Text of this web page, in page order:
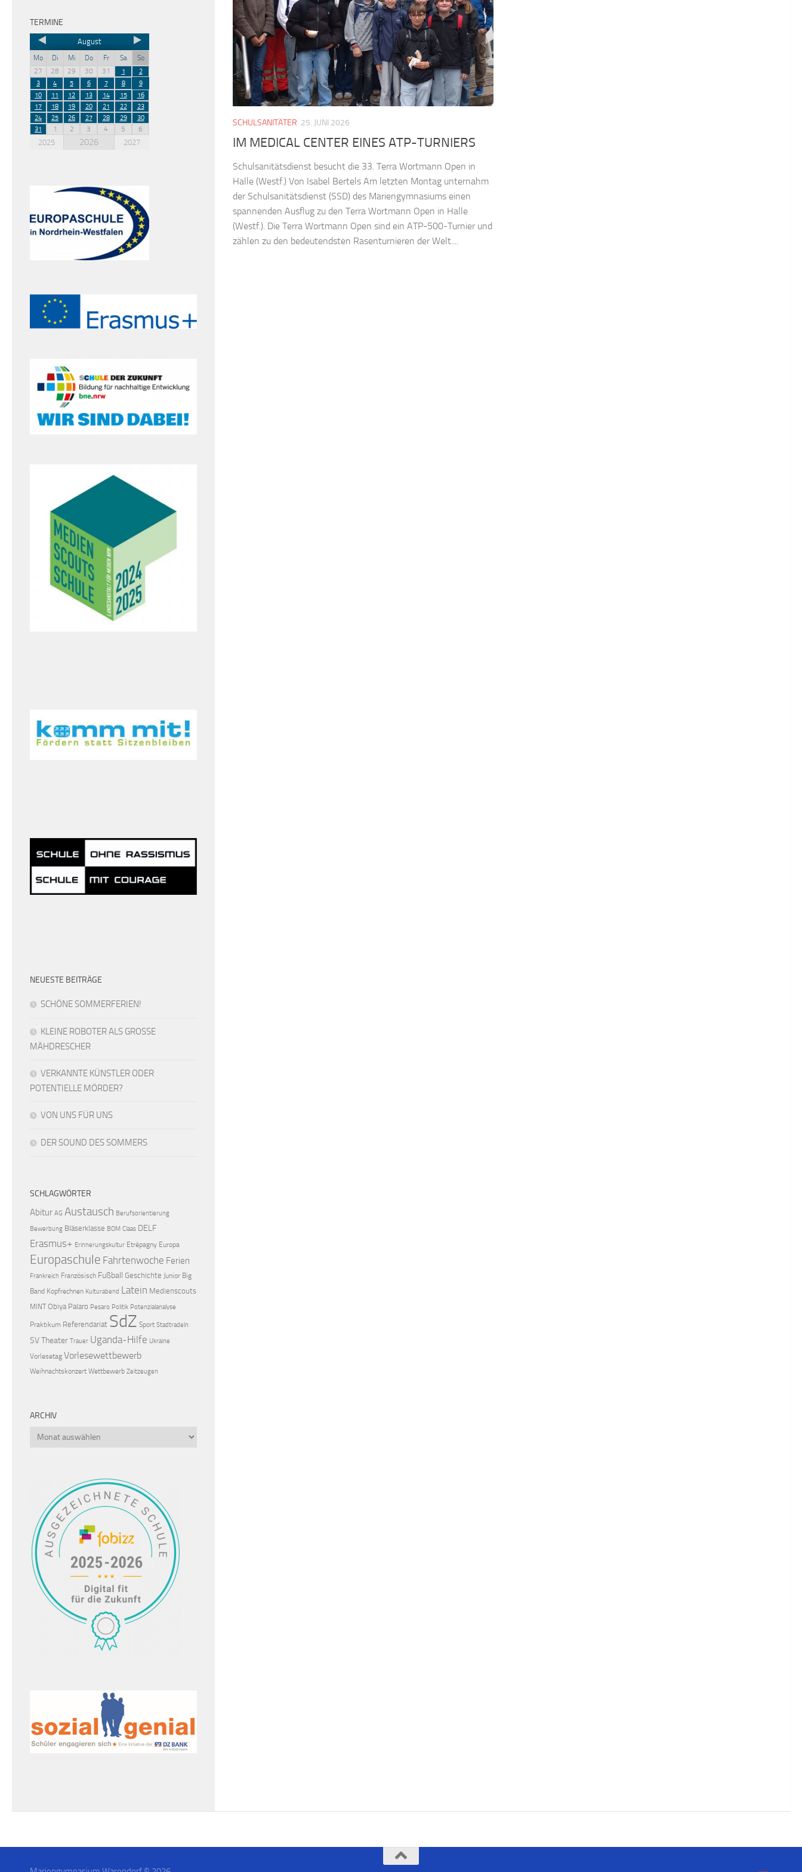
SCHULSANITÄTER 25. JUNI 2026
IM MEDICAL CENTER EINES ATP-TURNIERS
Schulsanitätsdienst besucht die 33. Terra Wortmann Open in
Halle (Westf.) Von Isabel Bertels Am letzten Montag unternahm
der Schulsanitätsdienst (SSD) des Mariengymnasiums einen
spannenden Ausflug zu den Terra Wortmann Open in Halle
(Westf.). Die Terra Wortmann Open sind ein ATP-500-Turnier und
zählen zu den bedeutendsten Rasenturnieren der Welt....
TERMINE
August
Mo Di Mi Do Fr Sa
So
27
28 29 30 31 1
2
3
4 5 6 7 8
9
10
11 12 13 14 15
16
17
18 19 20 21 22
23
24
25 26 27 28 29
30
31
1 2 3 4 5 6
2025 2026 2027
NEUESTE BEITRÄGE
SCHÖNE SOMMERFERIEN!
KLEINE ROBOTER ALS GROSSE
MÄHDRESCHER
VERKANNTE KÜNSTLER ODER
POTENTIELLE MÖRDER?
VON UNS FÜR UNS
DER SOUND DES SOMMERS
SCHLAGWÖRTER
Abitur AG Austausch Berufsorientierung
Bewerbung Bläserklasse BOM Claas DELF
Erasmus+ Erinnerungskultur Etrépagny Europa
Europaschule Fahrtenwoche Ferien
Frankreich Französisch Fußball Geschichte Junior Big
Band Kopfrechnen Kulturabend Latein Medienscouts
MINT Obiya Palaro Pesaro Politik Potenzialanalyse
Praktikum Referendariat SdZ Sport Stadtradeln
SVTheater Trauer Uganda-Hilfe Ukraine
Vorlesetag Vorlesewettbewerb
Weihnachtskonzert Wettbewerb Zeitzeugen
ARCHIV